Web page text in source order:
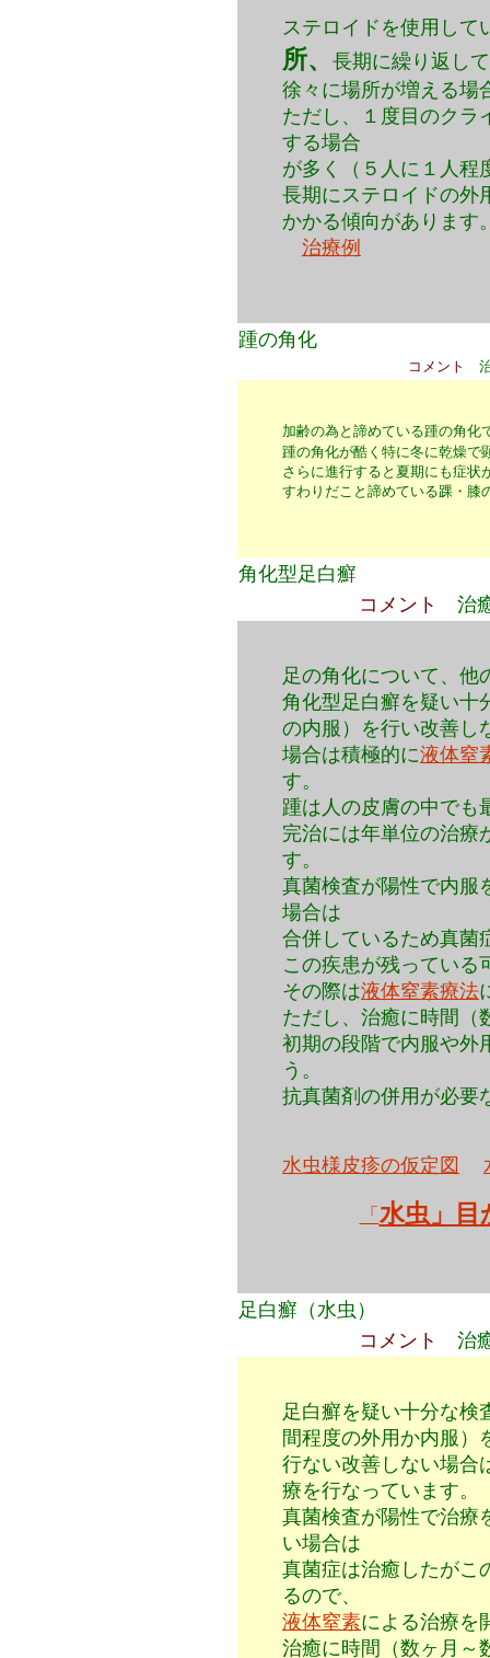
ステロイドを使用して
所、
長期に繰り返して
徐々に場所が増える場
ただし、１度目のクラ
する場合
が多く（５人に１人程
長期にステロイドの外
かかる傾向があります
治療例
踵の角化
コメント
加齢の為と諦めている踵の角化
踵の角化が酷く特に冬に乾燥で
さらに進行すると夏期にも症状
すわりだこと諦めている踝・膝
角化型足白癬
コメント 治
足の角化について、他
角化型足白癬を疑い十
の内服）を行い改善し
場合は積極的に液体窒
す。
踵は人の皮膚の中でも
完治には年単位の治療
す。
真菌検査が陽性で内服
場合は
合併しているため真菌
この疾患が残っている
その際は液体窒素療法
ただし、治癒に時間（
初期の段階で内服や外
う。
抗真菌剤の併用が必要
水虫様皮疹の仮定図
「 水虫」目
足白癬（水虫）
コメント 治
足白癬を疑い十分な検
間程度の外用か内服）
行ない改善しない場合
療を行なっています。
真菌検査が陽性で治療
い場合は
真菌症は治癒したがこ
るので、
液体窒素による治療を
治癒に時間（数ヶ月～